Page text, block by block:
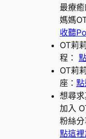
最療
媽媽
收聽
OT莉
程：
OT莉
座：
想尋
加入
粉絲
點這